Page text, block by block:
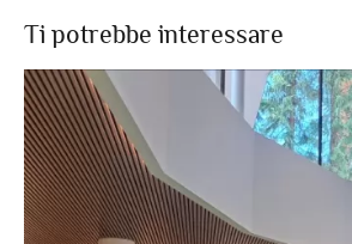
Ti potrebbe interessare